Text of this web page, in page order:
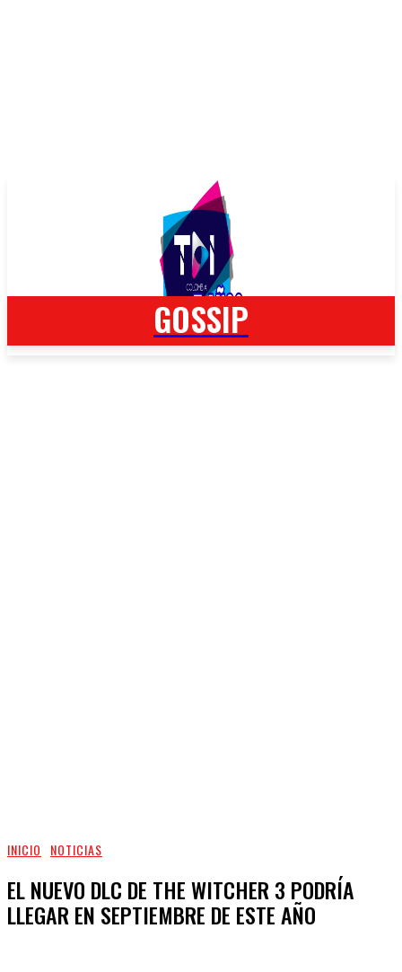
GOSSIP
INICIO NOTICIAS
EL NUEVO DLC DE THE WITCHER 3 PODRÍA
LLEGAR EN SEPTIEMBRE DE ESTE AÑO